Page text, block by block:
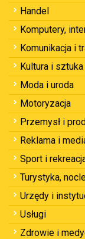
Handel
Komputery,
Komunikacja i
Kultura i sztuka
Moda i uroda
Motoryzacja
Przemysł i
Reklama i
Sport i
Turystyka,
Urzędy i
Usługi
Zdrowie i